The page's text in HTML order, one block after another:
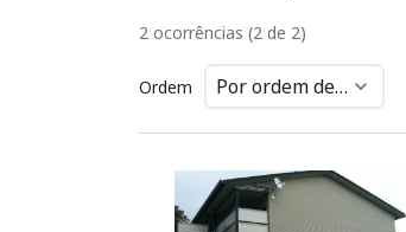
2 ocorrências (2 de 2)
Ordem